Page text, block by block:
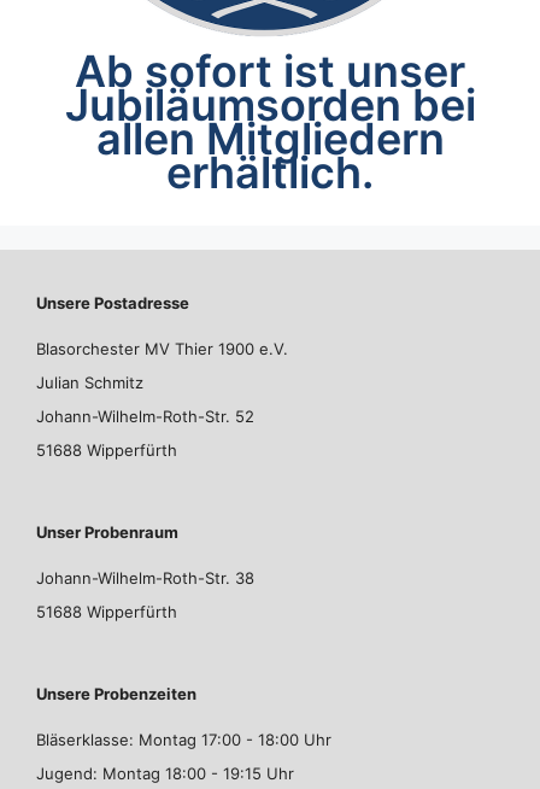
Ab sofort ist unser
Jubiläumsorden bei
allen Mitgliedern
erhältlich.
Unsere Postadresse
Blasorchester MV Thier 1900 e.V.
Julian Schmitz
Johann-Wilhelm-Roth-Str. 52
51688 Wipperfürth
Unser Probenraum
Johann-Wilhelm-Roth-Str. 38
51688 Wipperfürth
Unsere Probenzeiten
Bläserklasse: Montag 17:00 - 18:00 Uhr
Jugend: Montag 18:00 - 19:15 Uhr